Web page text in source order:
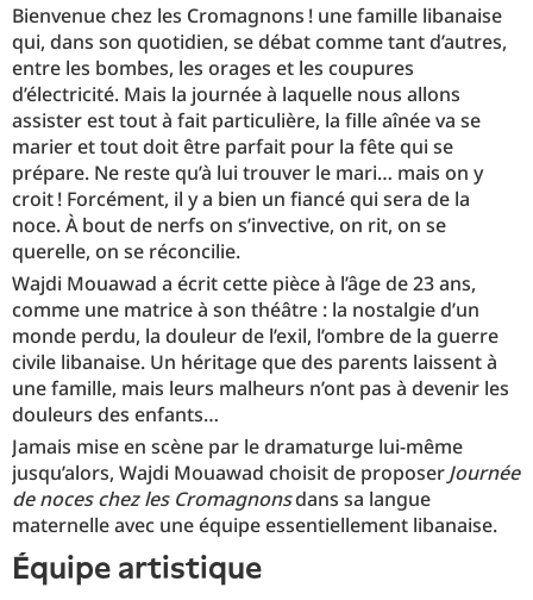
Bienvenue chez les Cromagnons ! une famille libanaise
qui, dans son quotidien, se débat comme tant d’autres,
entre les bombes, les orages et les coupures
d’électricité. Mais la journée à laquelle nous allons
assister est tout à fait particulière, la fille aînée va se
marier et tout doit être parfait pour la fête qui se
prépare. Ne reste qu’à lui trouver le mari… mais on y
croit ! Forcément, il y a bien un fiancé qui sera de la
noce. À bout de nerfs on s’invective, on rit, on se
querelle, on se réconcilie.
Wajdi Mouawad a écrit cette pièce à l’âge de 23 ans,
comme une matrice à son théâtre : la nostalgie d’un
monde perdu, la douleur de l’exil, l’ombre de la guerre
civile libanaise. Un héritage que des parents laissent à
une famille, mais leurs malheurs n’ont pas à devenir les
douleurs des enfants…
Jamais mise en scène par le dramaturge lui-même
jusqu’alors, Wajdi Mouawad choisit de proposerJournée
de noces chez les Cromagnonsdans sa langue
maternelle avec une équipe essentiellement libanaise.
équipe artistique